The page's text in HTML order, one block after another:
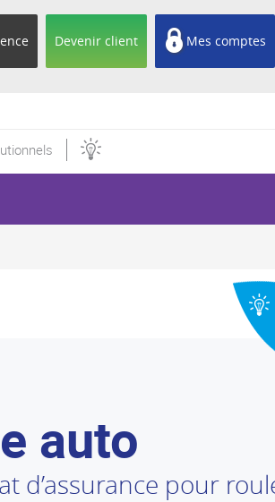
Devenir client Mes comptes
auto
d’assurance pour